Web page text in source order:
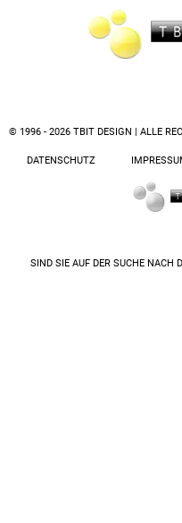
© 1996 - 2026 TBIT DESIGN | ALLE
DATENSCHUTZ
SIND SIE AUF DER SUCHE NACH